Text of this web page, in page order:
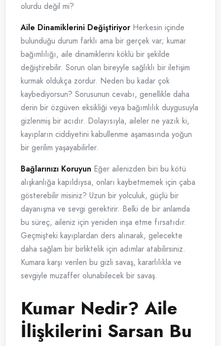
olurdu değil mi?
Aile Dinamiklerini Değiştiriyor Herkesin içinde
bulunduğu durum farklı ama bir gerçek var; kumar
bağımlılığı, aile dinamiklerini köklü bir şekilde
değiştirebilir. Sorun olan bireyyle sağlıklı bir iletişim
kurmak oldukça zordur. Neden bu kadar çok
kaybediyorsun? Sorusunun cevabı, genellikle daha
derin bir özgüven eksikliği veya bağımlılık duygusuyla
gizlenmiş bir acıdır. Dolayısıyla, aileler ne yazık ki,
kayıpların ciddiyetini kabullenme aşamasında yoğun
bir gerilim yaşayabilirler.
Bağlarınızı Koruyun Eğer ailenizden biri bu kötü
alışkanlığa kapıldıysa, onları kaybetmemek için çaba
gösterebilir misiniz? Uzun bir yolculuk, güçlü bir
dayanışma ve sevgi gerektirir. Belki de bir anlamda
bu süreç, aileniz için yeniden inşa etme fırsatıdır.
Geçmişteki kayıplardan ders alınarak, gelecekte
daha sağlam bir birliktelik için adımlar atabilirsiniz.
Kumara karşı verilen bu gizli savaş, kararlılıkla ve
sevgiyle muzaffer olunabilecek bir savaş.
Kumar Nedir? Aile
İlişkilerini Sarsan Bu